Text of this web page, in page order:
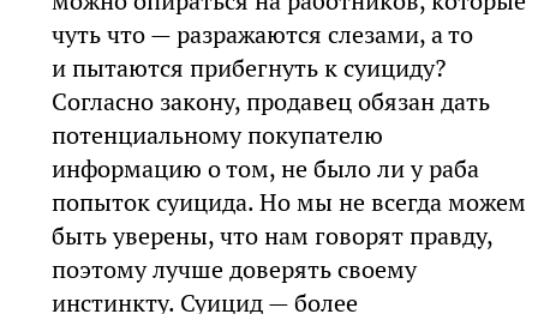
чуть что — разражаются слезами, а то
и пытаются прибегнуть к суициду?
Согласно закону, продавец обязан дать
потенциальному покупателю
информацию о том, не было ли у раба
попыток суицида. Но мы не всегда можем
быть уверены, что нам говорят правду,
поэтому лучше доверять своему
инстинкту. Суицид — более